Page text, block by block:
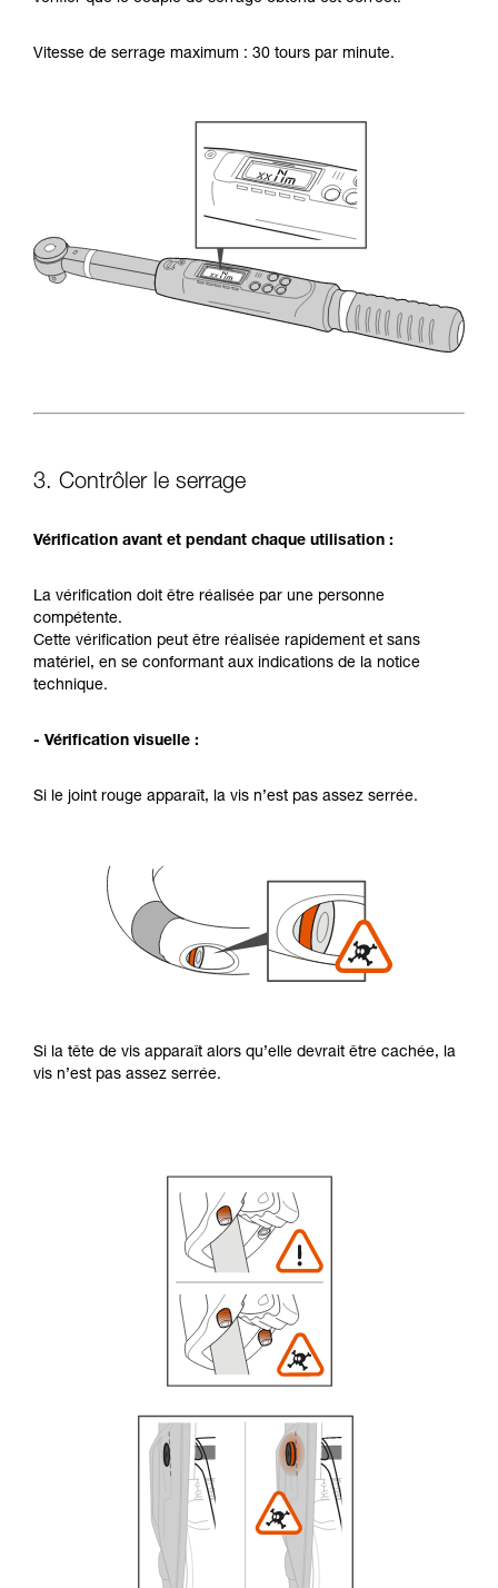
Vitesse de serrage maximum : 30 tours par minute.
3. Contrôler le serrage
Vérification avant et pendant chaque utilisation :
La vérification doit être réalisée par une personne
compétente.
Cette vérification peut être réalisée rapidement et sans
matériel, en se conformant aux indications de la notice
technique.
- Vérification visuelle :
Si le joint rouge apparaît, la vis n’est pas assez serrée.
Si la tête de vis apparaît alors qu’elle devrait être cachée, la
vis n’est pas assez serrée.